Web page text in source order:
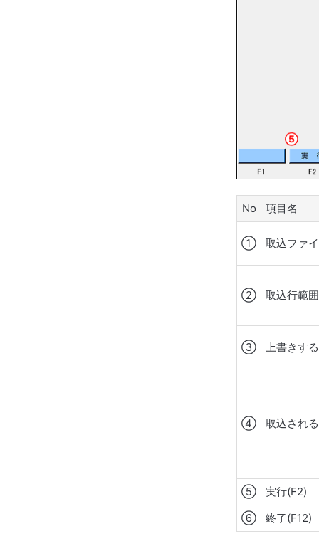
No 項目名
① 取込ファ
② 取込行範囲
③ 上書きする
④ 取込され
⑤
実行(F2)
⑥
終了(F12)